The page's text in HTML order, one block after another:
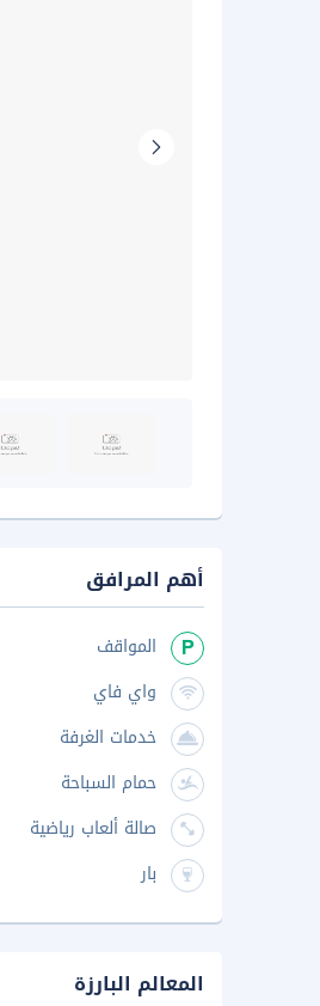
أهم المرافق
المواقف
واي فاي
خدمات الغرفة
حمام السباحة
صالة ألعاب رياضية
بار
المعالم البارزة